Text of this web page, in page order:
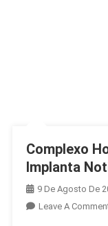
Complexo
Implanta
9 De Agosto De
Leave A